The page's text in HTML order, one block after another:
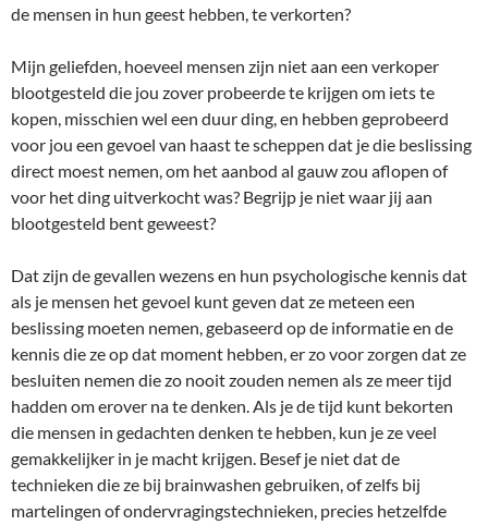
de mensen in hun geest hebben, te verkorten?
Mijn geliefden, hoeveel mensen zijn niet aan een verkoper
blootgesteld die jou zover probeerde te krijgen om iets te
kopen, misschien wel een duur ding, en hebben geprobeerd
voor jou een gevoel van haast te scheppen dat je die beslissing
direct moest nemen, om het aanbod al gauw zou aflopen of
voor het ding uitverkocht was? Begrijp je niet waar jij aan
blootgesteld bent geweest?
Dat zijn de gevallen wezens en hun psychologische kennis dat
als je mensen het gevoel kunt geven dat ze meteen een
beslissing moeten nemen, gebaseerd op de informatie en de
kennis die ze op dat moment hebben, er zo voor zorgen dat ze
besluiten nemen die zo nooit zouden nemen als ze meer tijd
hadden om erover na te denken. Als je de tijd kunt bekorten
die mensen in gedachten denken te hebben, kun je ze veel
gemakkelijker in je macht krijgen. Besef je niet dat de
technieken die ze bij brainwashen gebruiken, of zelfs bij
martelingen of ondervragingstechnieken, precies hetzelfde